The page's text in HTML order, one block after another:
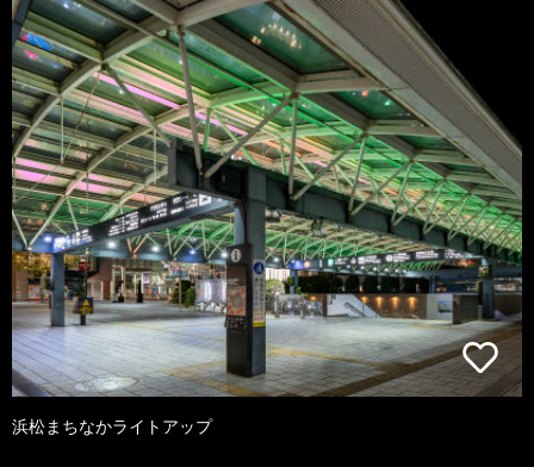
浜松まちなかライトアップ